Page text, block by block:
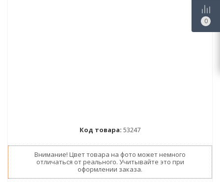
Код товара: 53247
Внимание! Цвет товара на фото может немного
отличаться от реального. Учитывайте это при
оформлении заказа.
0